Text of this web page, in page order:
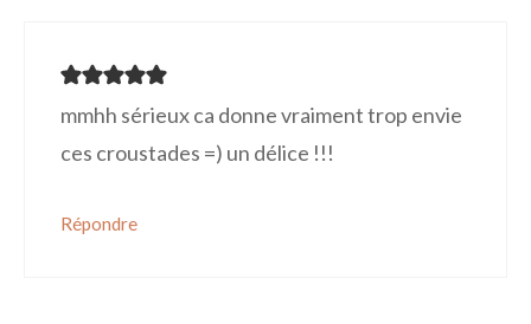
mmhh sérieux ca donne vraiment trop envie
ces croustades =) un délice !!!
Répondre